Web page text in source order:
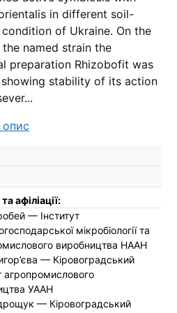
in different soil-
of Ukraine. On the
named strain the
preparation Rhizobofit was
stability of its action
деталі
афіліації:
— Інститут
мікробіології та
виробництва НААН
— Кіровоградський
агропромислового
УААН
— Кіровоградський